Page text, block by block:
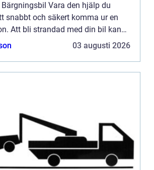
Vara den hjälp du
snabbt och säkert komma ur en
Att bli strandad med din bil kan
03 augusti 2026